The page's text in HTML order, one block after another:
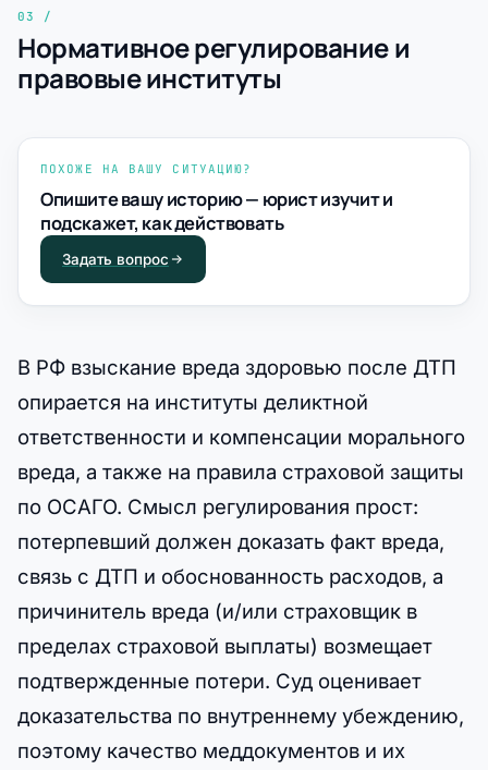
Нормативное регулирование и
правовые институты
ПОХОЖЕ НА ВАШУ СИТУАЦИЮ?
Опишите вашу историю — юрист изучит и
подскажет, как действовать
Задать вопрос
В РФ взыскание вреда здоровью после ДТП
опирается на институты деликтной
ответственности и компенсации морального
вреда, а также на правила страховой защиты
по ОСАГО. Смысл регулирования прост:
потерпевший должен доказать факт вреда,
связь с ДТП и обоснованность расходов, а
причинитель вреда (и/или страховщик в
пределах страховой выплаты) возмещает
подтвержденные потери. Суд оценивает
доказательства по внутреннему убеждению,
поэтому качество меддокументов и их